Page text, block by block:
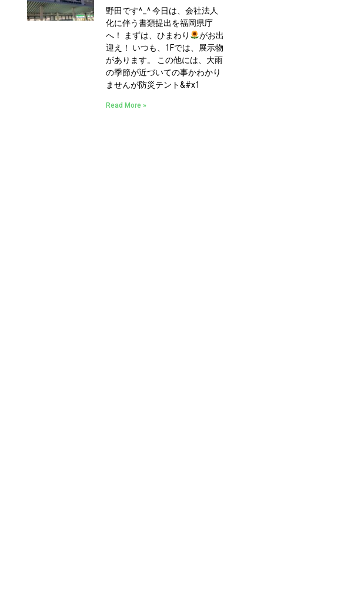
野田です^_^ 今日は、会社法人
化に伴う書類提出を福岡県庁
へ！ まずは、ひまわり
がお出
迎え！ いつも、1Fでは、展示物
があります。 この他には、大雨
の季節が近づいての事かわかり
ませんが防災テント&#x1
Read More »